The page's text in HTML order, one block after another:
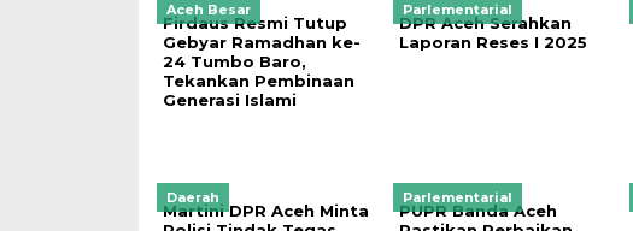
Aceh Besar
Firdaus Resmi Tutup
Gebyar Ramadhan ke-
24 Tumbo Baro,
Tekankan Pembinaan
Generasi Islami
Parlementarial
DPR Aceh Serahkan
Laporan Reses I 2025
Daerah
Martini DPR Aceh Minta
Parlementarial
PUPR Banda Aceh